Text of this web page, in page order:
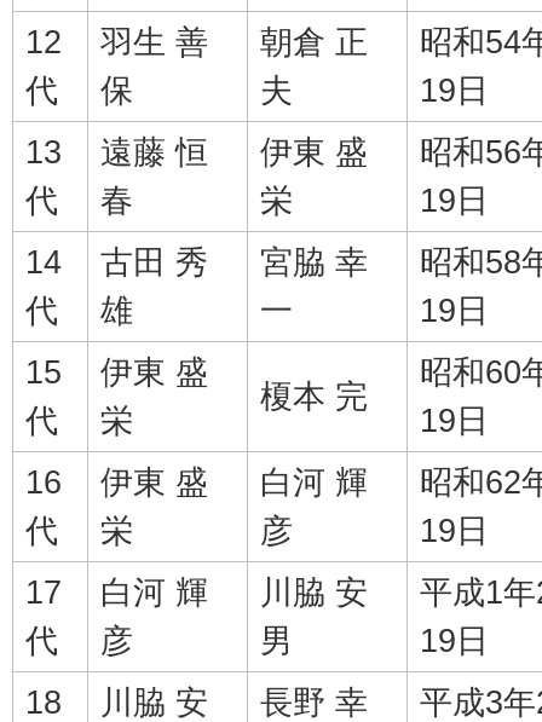
12
代
羽生 善
保
朝倉 正
夫
昭和54
19日
13
代
遠藤 恒
春
伊東 盛
栄
昭和56
19日
14
代
古田 秀
雄
宮脇 幸
一
昭和58
19日
15
代
伊東 盛
栄
榎本 完
昭和60
19日
16
代
伊東 盛
栄
白河 輝
彦
昭和62
19日
17
代
白河 輝
彦
川脇 安
男
平成1
19日
18
川脇 安
長野 幸
平成3